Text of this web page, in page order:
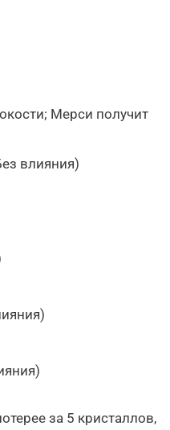
Мерси получит
влияния)
за 5 кристаллов,